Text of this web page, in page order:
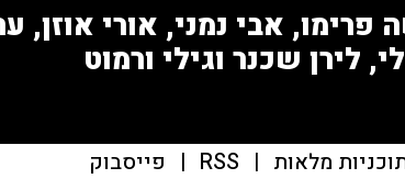
אבי נמני, אורי אוזן,
לירן שכנר וגילי ורמוט
מלאות |
RSS
| פייסבוק